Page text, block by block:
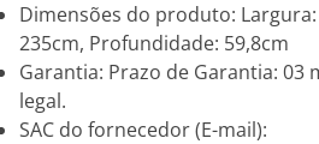
Dimensões do produto:
235cm, Profundidade: 59,8cm
Garantia: Prazo de Garantia: 03
legal.
SAC do fornecedor (E-mail):